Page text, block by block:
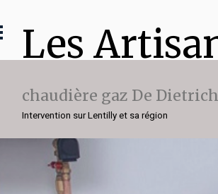
Les
chaudière gaz De Dietrich
Intervention sur Lentilly et sa région